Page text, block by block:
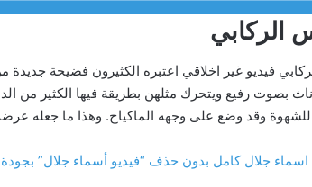
الركابي
فيديو غير اخلاقي اعتبره الكثيرون فضيحة جديدة
بصوت رفيع ويتحرك مثلهن بطريقة فيها الكثير من
وقد وضع على وجهه الماكياج. وهذا ما جعله